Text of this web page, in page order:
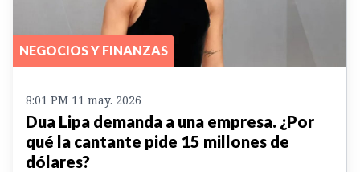
NEGOCIOS Y FINANZAS
8:01 PM 11 may. 2026
Dua Lipa demanda a una empresa. ¿Por
qué la cantante pide 15 millones de
dólares?